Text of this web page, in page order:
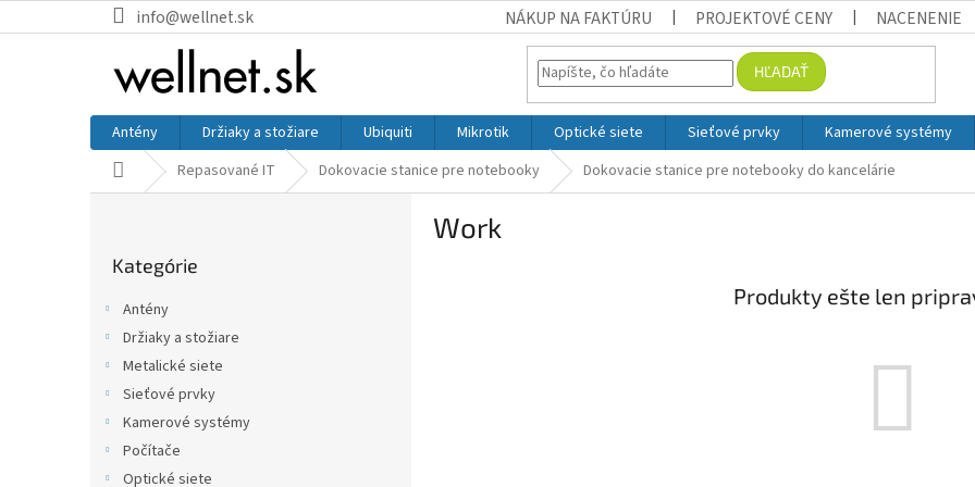
info@wellnet.sk NÁKUP NA FAKTÚRU PROJEKTOVÉ CENY NACENENIE
HĽADAŤ
Antény Držiaky a stožiare Ubiquiti Mikrotik Optické siete Sieťové prvky Kamerové systémy
DomovRepasované IT Dokovacie stanice pre notebooky Dokovacie stanice pre notebooky do kancelárie
Kategórie
Antény
Držiaky a stožiare
Metalické siete
Sieťové prvky
Kamerové systémy
Počítače
Optické siete
Work
Produkty ešte len